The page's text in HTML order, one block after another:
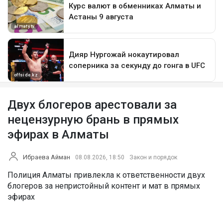
Двух блогеров арестовали за
нецензурную брань в прямых
эфирах в Алматы
Ибраева Айман 08.08.2026, 18:50 Закон и порядок
Полиция Алматы привлекла к ответственности двух
блогеров за непристойный контент и мат в прямых
эфирах